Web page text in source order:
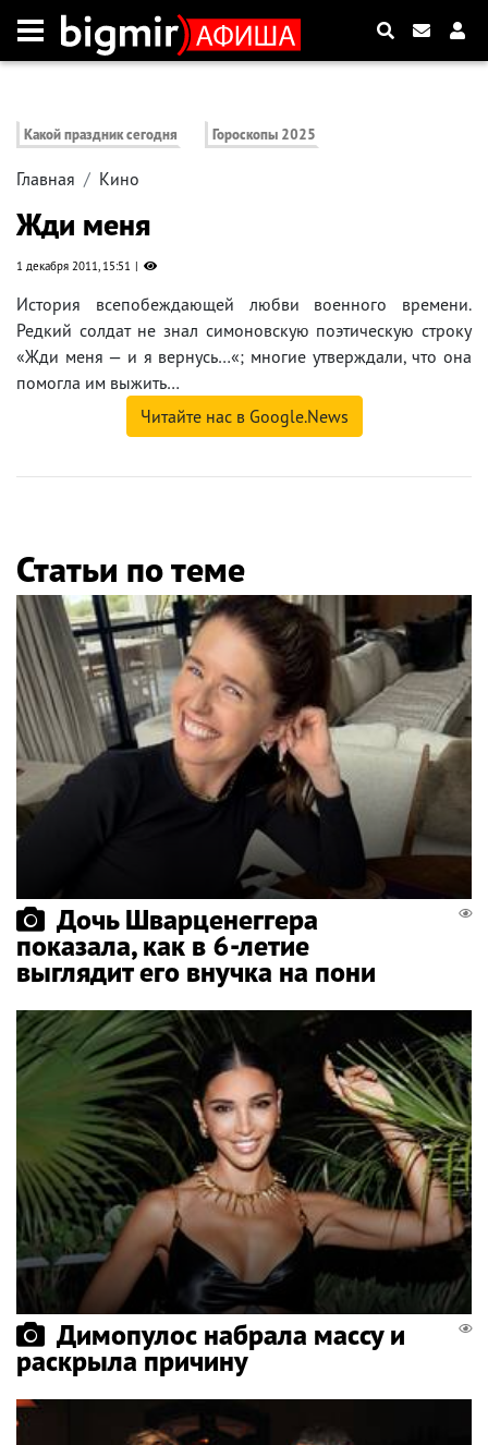
Какой праздник сегодня Гороскопы 2025
Главная Кино
Жди меня
1 декабря 2011, 15:51
История всепобеждающей любви военного времени.
Редкий солдат не знал симоновскую поэтическую строку
«Жди меня — и я вернусь…«; многие утверждали, что она
помогла им выжить…
Читайте нас в Google.News
Статьи по теме
Дочь Шварценеггера
показала, как в 6-летие
выглядит его внучка на пони
Димопулос набрала массу и
раскрыла причину